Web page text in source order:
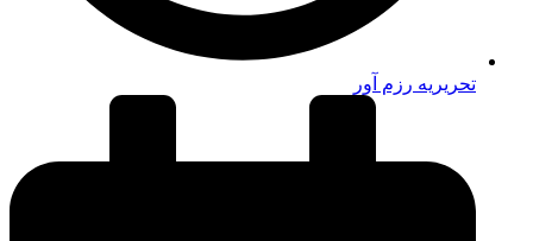
تحریریه رزم آور